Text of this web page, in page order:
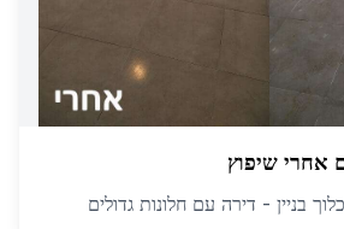
אחרי שיפוץ
בניין - דירה עם חלונות גדולים